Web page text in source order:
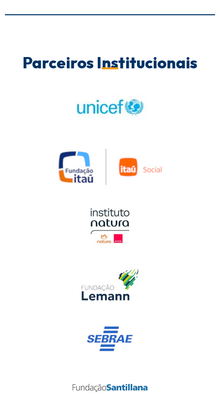
Parceiros Institucionais